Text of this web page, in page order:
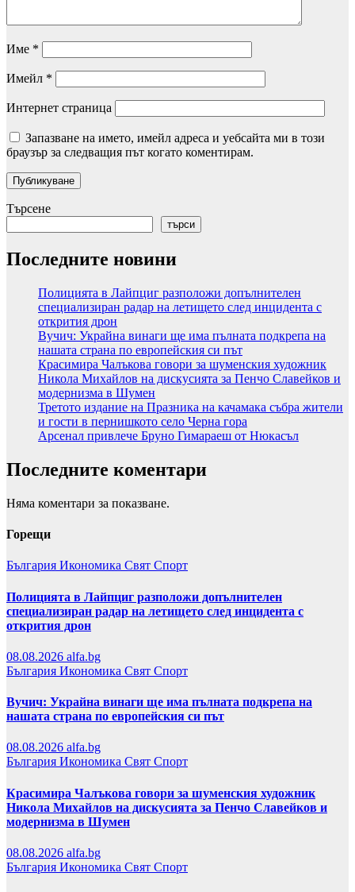
Име *
Имейл *
Интернет страница
Запазване на името, имейл адреса и уебсайта ми в този
браузър за следващия път когато коментирам.
Търсене
търси
Последните новини
Полицията в Лайпциг разположи допълнителен
специализиран радар на летището след инцидента с
открития дрон
Вучич: Украйна винаги ще има пълната подкрепа на
нашата страна по европейския си път
Красимира Чалъкова говори за шуменския художник
Никола Михайлов на дискусията за Пенчо Славейков и
модернизма в Шумен
Третото издание на Празника на качамака събра жители
и гости в пернишкото село Черна гора
Арсенал привлече Бруно Гимараеш от Нюкасъл
Последните коментари
Няма коментари за показване.
Горещи
България Икономика Свят Спорт
Полицията в Лайпциг разположи допълнителен
специализиран радар на летището след инцидента с
открития дрон
08.08.2026 alfa.bg
България Икономика Свят Спорт
Вучич: Украйна винаги ще има пълната подкрепа на
нашата страна по европейския си път
08.08.2026 alfa.bg
България Икономика Свят Спорт
Красимира Чалъкова говори за шуменския художник
Никола Михайлов на дискусията за Пенчо Славейков и
модернизма в Шумен
08.08.2026 alfa.bg
България Икономика Свят Спорт